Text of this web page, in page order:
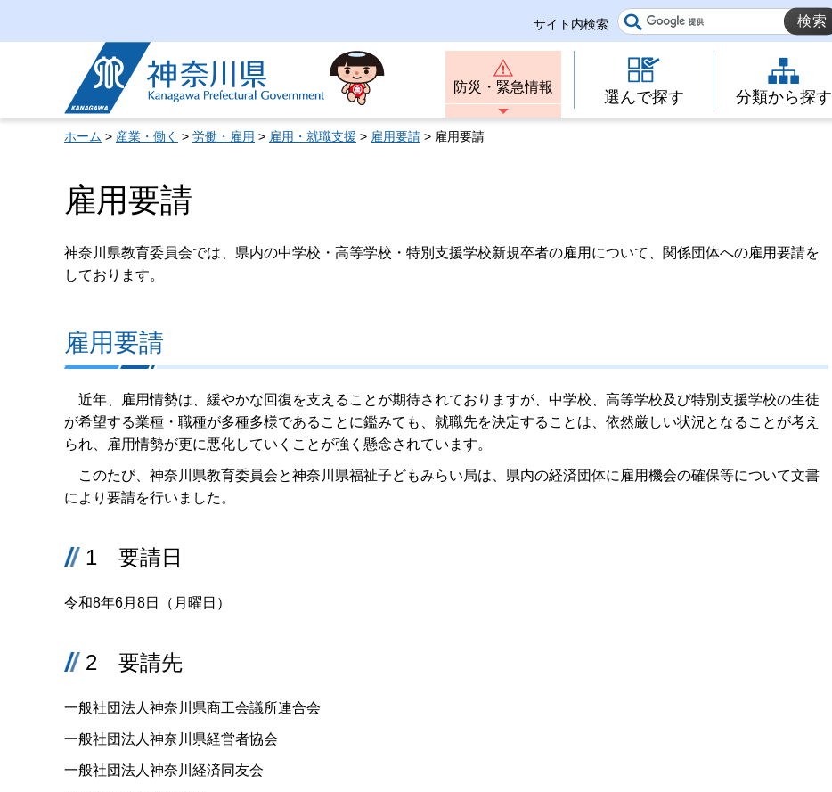
サイト内検索
神奈川県
防災・緊急情報
選んで探す 分類から探す
ホーム > 産業・働く > 労働・雇用 > 雇用・就職支援 > 雇用要請 > 雇用要請
雇用要請
神奈川県教育委員会では、県内の中学校・高等学校・特別支援学校新規卒者の雇用について、関係団体への雇用要請を
しております。
雇用要請
近年、雇用情勢は、緩やかな回復を支えることが期待されておりますが、中学校、高等学校及び特別支援学校の生徒
が希望する業種・職種が多種多様であることに鑑みても、就職先を決定することは、依然厳しい状況となることが考え
られ、雇用情勢が更に悪化していくことが強く懸念されています。
このたび、神奈川県教育委員会と神奈川県福祉子どもみらい局は、県内の経済団体に雇用機会の確保等について文書
により要請を行いました。
1 要請日
令和8年6月8日（月曜日）
2 要請先
一般社団法人神奈川県商工会議所連合会
一般社団法人神奈川県経営者協会
一般社団法人神奈川経済同友会